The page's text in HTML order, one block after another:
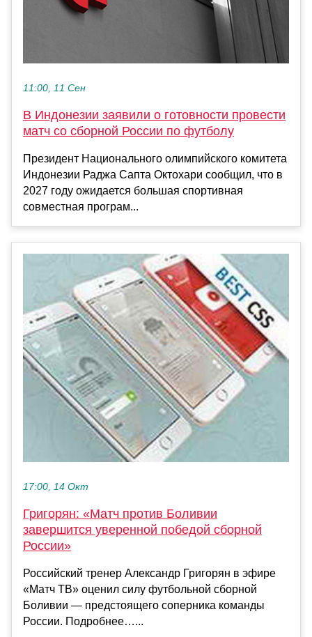
11:00, 11 Сен
В Индонезии заявили о готовности провести
матч со сборной России по футболу
Президент Национального олимпийского комитета
Индонезии Раджа Сапта Октохари сообщил, что в
2027 году ожидается большая спортивная
совместная програм...
17:00, 14 Окт
Григорян: «Матч против Боливии
завершится уверенной победой сборной
России»
Российский тренер Александр Григорян в эфире
«Матч ТВ» оценил силу футбольной сборной
Боливии — предстоящего соперника команды
России. Подробнее…...